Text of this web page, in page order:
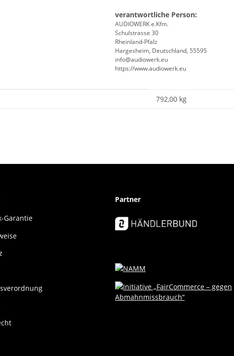
verantwortliche Person:
AUDIOWERK e.Kfm.
Schulstrasse 30
Rheinland-Pfalz
Hargesheim, Deutschland, 55595
info@audiowerk.eu
https://www.audiowerk.eu
792,00 kg
Garantie
Partner